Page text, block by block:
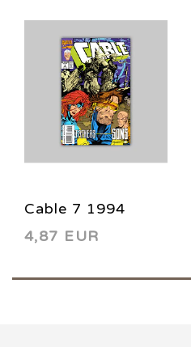
Cable 7 1994
4,87 EUR